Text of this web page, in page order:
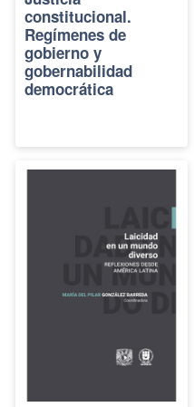
constitucional.
Regímenes de
gobierno y
gobernabilidad
democrática